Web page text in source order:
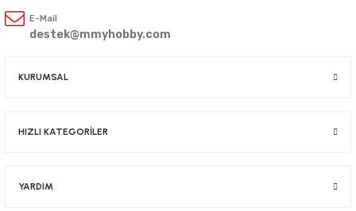
E-Mail
destek@mmyhobby.com
KURUMSAL
HIZLI KATEGORİLER
YARDIM